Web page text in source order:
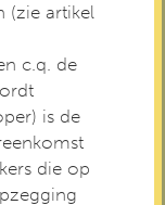
(zie artikel
c.q. de
is de
die op